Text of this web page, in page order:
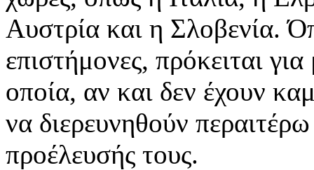
Αυστρία και η Σλοβενία.
επιστήμονες, πρόκειται
οποία, αν και δεν έχουν
να διερευνηθούν
προέλευσής τους.